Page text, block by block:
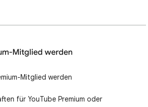
Mitglied werden
Mitglied werden
für YouTube Premium oder